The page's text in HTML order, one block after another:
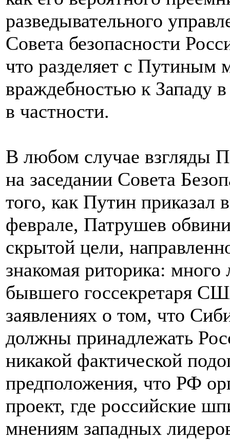
разведывательного
Совета безопасности
что разделяет с Путиным
враждебностью к Западу
в частности.
В любом случае взгляды
на заседании Совета
того, как Путин приказал
феврале, Патрушев
скрытой цели,
знакомая риторика:
бывшего госсекретаря
заявлениях о том, что
должны принадлежать
никакой фактической
предположения, что РФ
проект, где российские
мнениям западных